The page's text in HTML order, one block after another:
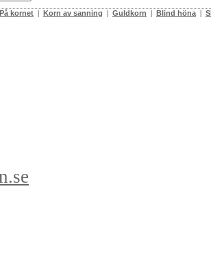
På kornet Korn av sanning Guldkorn Blind höna